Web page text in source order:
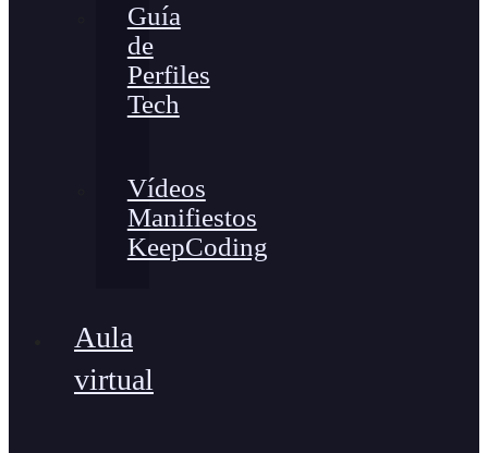
Guía
de
Perfiles
Tech
Vídeos
Manifiestos
KeepCoding
Aula
virtual